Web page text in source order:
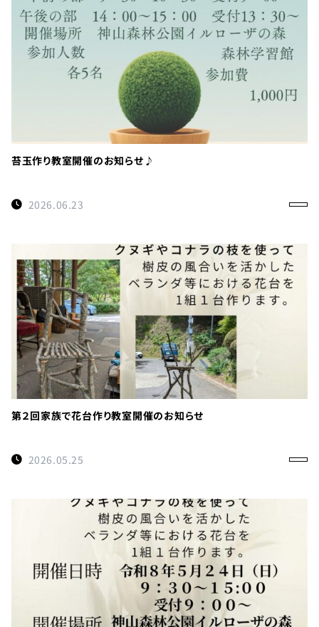
苔玉作り教室開催のお知らせ♪
2026.06.23
第２回家族で花台作り教室開催のお知らせ
2026.05.25